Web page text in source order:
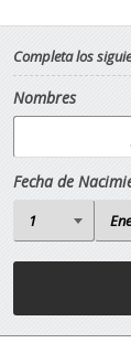
Completa los
Nombres
Fecha de